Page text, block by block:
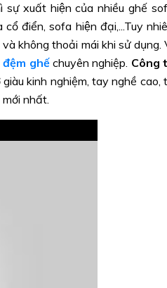
xuất hiện của nhiều ghế
điển, sofa hiện đại,...Tuy
không thoải mái khi sử dụng.
đệm ghếchuyên nghiệp. Công
kinh nghiệm, tay nghề cao,
nhất.